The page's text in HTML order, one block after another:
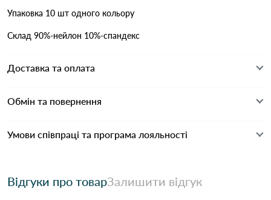
Упаковка 10 шт одного кольору
Склад 90%-нейлон 10%-спандекс
Доставка та оплата
Обмін та повернення
Умови співпраці та програма лояльності
Відгуки про товарЗалишити відгук